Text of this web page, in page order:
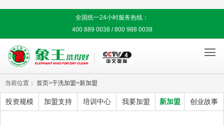
全国统一24小时服务热线：
400 889 0038 / 800 988 0038

当前位置： 首页>干洗加盟>新加盟
投资规模 加盟支持 培训中心 我要加盟 新加盟 创业故事